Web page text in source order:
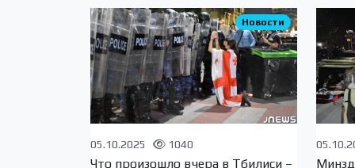
Новости
05.10.2025 1040
Что произошло вчера в Тбилиси –